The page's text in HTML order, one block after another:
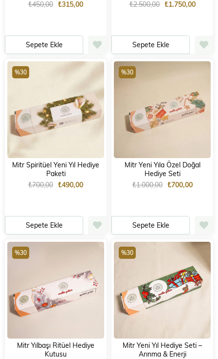
₺315,00
₺450,00
Sepete Ekle
₺1.750,00
₺2.500,00
Sepete Ekle
Mitr Spiritüel Yeni Yıl Hediye
Paketi
₺490,00
₺700,00
Sepete Ekle
%30
Mitr Yeni Yıla Özel Doğal
Hediye Seti
₺700,00
₺1.000,00
Sepete Ekle
%30
Mitr Yılbaşı Ritüel Hediye
Kutusu
%30
Mitr Yeni Yıl Hediye Seti –
Arınma & Enerji
%30